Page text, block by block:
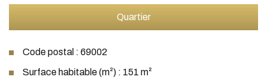
Quartier
Code postal : 69002
Surface habitable (m²) : 151 m²